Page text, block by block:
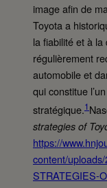
image afin de
Toyota a
la fiabilité et à
régulièrement
automobile et
qui constitue
stratégique.1
strategies of
https://
content/
STRATEGIES-